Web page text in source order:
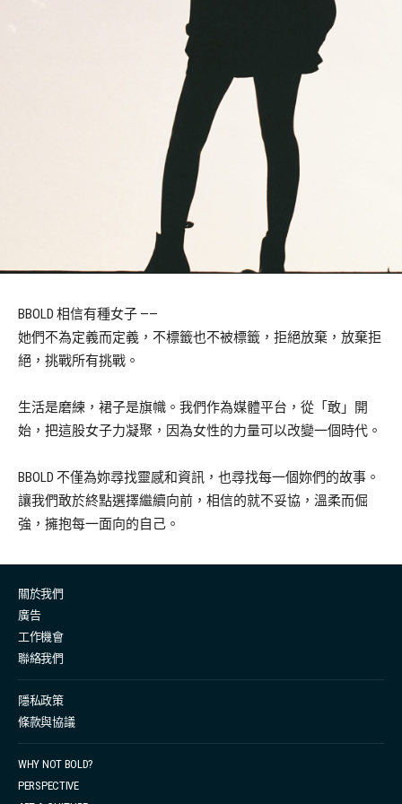
BBOLD 相信有種女子 ——
她們不為定義而定義，不標籤也不被標籤，拒絕放棄，放棄拒
絕，挑戰所有挑戰。
生活是磨練，裙子是旗幟。我們作為媒體平台，從「敢」開
始，把這股女子力凝聚，因為女性的力量可以改變一個時代。
BBOLD 不僅為妳尋找靈感和資訊，也尋找每一個妳們的故事。
讓我們敢於終點選擇繼續向前，相信的就不妥協，溫柔而倔
強，擁抱每一面向的自己。
關於我們
廣告
工作機會
聯絡我們
隱私政策
條款與協議
WHY NOT BOLD?
PERSPECTIVE